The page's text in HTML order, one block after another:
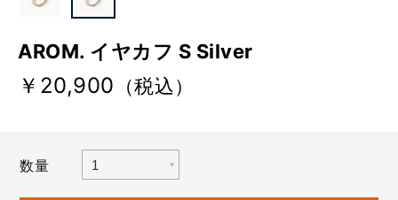
AROM. イヤカフ S Silver
￥20,900 （税込）
数量